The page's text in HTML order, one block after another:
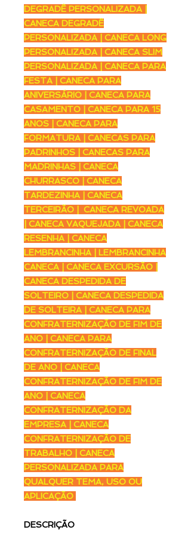
DEGRADÊ PERSONALIZADA |
CANECA DEGRADÊ
PERSONALIZADA | CANECA LONG
PERSONALIZADA | CANECA SLIM
PERSONALIZADA | CANECA PARA
FESTA | CANECA PARA
ANIVERSÁRIO | CANECA PARA
CASAMENTO | CANECA PARA 15
ANOS | CANECA PARA
FORMATURA | CANECAS PARA
PADRINHOS | CANECAS PARA
MADRINHAS | CANECA
CHURRASCO | CANECA
TARDEZINHA | CANECA
TERCEIRÃO | CANECA REVOADA
| CANECA VAQUEJADA | CANECA
RESENHA | CANECA
LEMBRANCINHA | LEMBRANCINHA
CANECA | CANECA EXCURSÃO |
CANECA DESPEDIDA DE
SOLTEIRO | CANECA DESPEDIDA
DE SOLTEIRA | CANECA PARA
CONFRATERNIZAÇÃO DE FIM DE
ANO | CANECA PARA
CONFRATERNIZAÇÃO DE FINAL
DE ANO | CANECA
CONFRATERNIZAÇÃO DE FIM DE
ANO | CANECA
CONFRATERNIZAÇÃO DA
EMPRESA | CANECA
CONFRATERNIZAÇÃO DE
TRABALHO | CANECA
PERSONALIZADA PARA
QUALQUER TEMA, USO OU
APLICAÇÃO
DESCRIÇÃO